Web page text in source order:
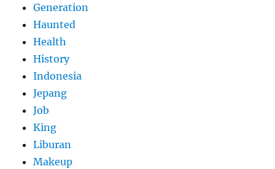
Generation
Haunted
Health
History
Indonesia
Jepang
Job
King
Liburan
Makeup